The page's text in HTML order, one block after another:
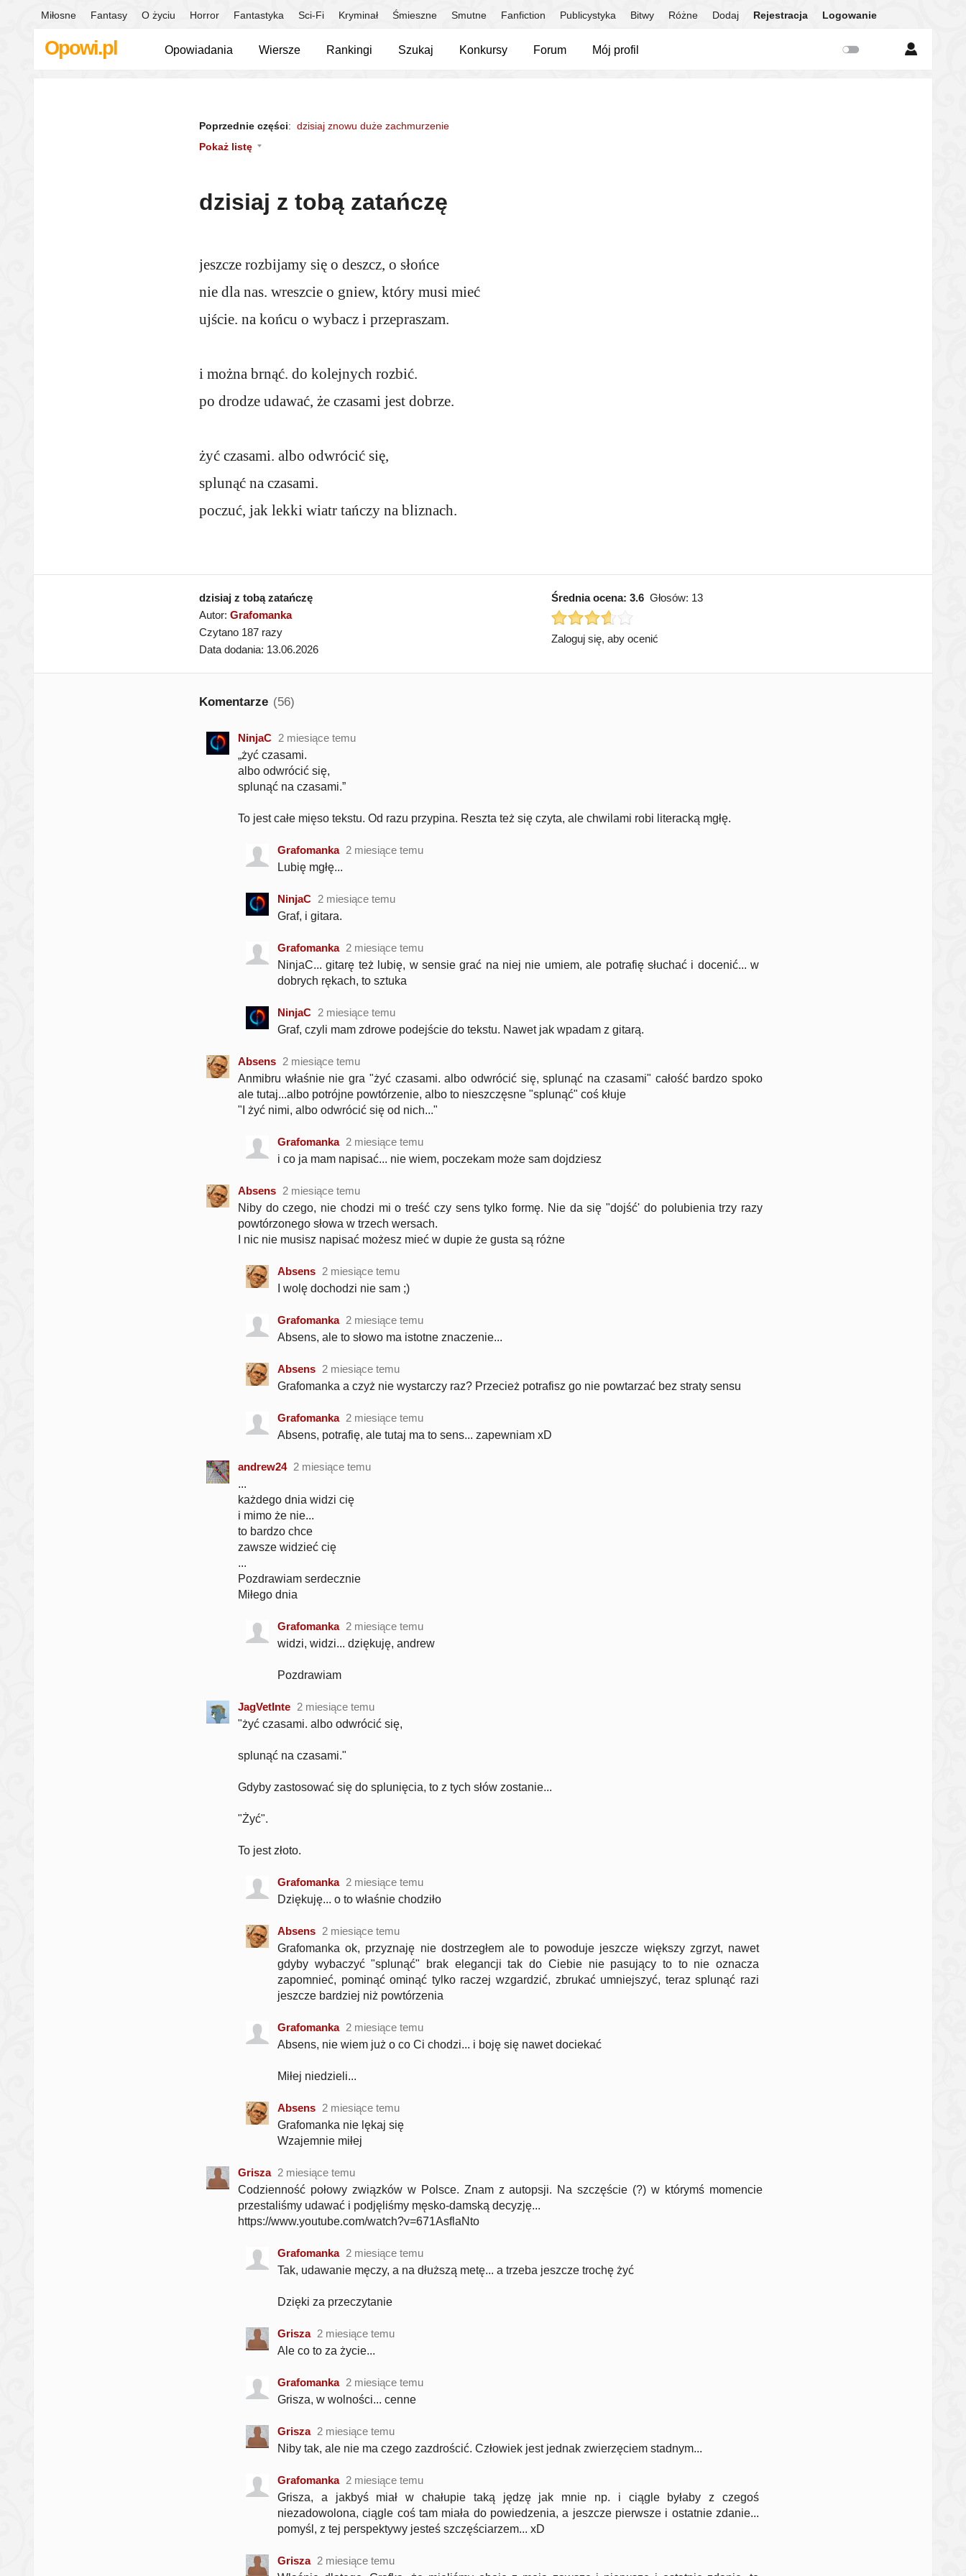
Miłosne Fantasy O życiu Horror Fantastyka Sci-Fi Kryminał Śmieszne Smutne Fanfiction Publicystyka Bitwy Różne Dodaj Rejestracja Logowanie
Opowi.pl Opowiadania Wiersze Rankingi Szukaj Konkursy Forum Mój profil
Poprzednie części: dzisiaj znowu duże zachmurzenie
Pokaż listę
dzisiaj z tobą zatańczę
jeszcze rozbijamy się o deszcz, o słońce
nie dla nas. wreszcie o gniew, który musi mieć
ujście. na końcu o wybacz i przepraszam.
i można brnąć. do kolejnych rozbić.
po drodze udawać, że czasami jest dobrze.
żyć czasami. albo odwrócić się,
splunąć na czasami.
poczuć, jak lekki wiatr tańczy na bliznach.
dzisiaj z tobą zatańczę
Autor: Grafomanka
Czytano 187 razy
Data dodania: 13.06.2026
Średnia ocena: 3.6 Głosów: 13
Zaloguj się, aby ocenić
Komentarze (56)
NinjaC 2 miesiące temu
„żyć czasami.
albo odwrócić się,
splunąć na czasami.”
To jest całe mięso tekstu. Od razu przypina. Reszta też się czyta, ale chwilami robi literacką mgłę.
Grafomanka 2 miesiące temu
Lubię mgłę...
NinjaC 2 miesiące temu
Graf, i gitara.
Grafomanka 2 miesiące temu
NinjaC... gitarę też lubię, w sensie grać na niej nie umiem, ale potrafię słuchać i docenić... w
dobrych rękach, to sztuka
NinjaC 2 miesiące temu
Graf, czyli mam zdrowe podejście do tekstu. Nawet jak wpadam z gitarą.
Absens 2 miesiące temu
Anmibru właśnie nie gra "żyć czasami. albo odwrócić się, splunąć na czasami" całość bardzo spoko
ale tutaj...albo potrójne powtórzenie, albo to nieszczęsne "splunąć" coś kłuje
"I żyć nimi, albo odwrócić się od nich..."
Grafomanka 2 miesiące temu
i co ja mam napisać... nie wiem, poczekam może sam dojdziesz
Absens 2 miesiące temu
Niby do czego, nie chodzi mi o treść czy sens tylko formę. Nie da się "dojść' do polubienia trzy razy
powtórzonego słowa w trzech wersach.
I nic nie musisz napisać możesz mieć w dupie że gusta są różne
Absens 2 miesiące temu
I wolę dochodzi nie sam ;)
Grafomanka 2 miesiące temu
Absens, ale to słowo ma istotne znaczenie...
Absens 2 miesiące temu
Grafomanka a czyż nie wystarczy raz? Przecież potrafisz go nie powtarzać bez straty sensu
Grafomanka 2 miesiące temu
Absens, potrafię, ale tutaj ma to sens... zapewniam xD
andrew24 2 miesiące temu
...
każdego dnia widzi cię
i mimo że nie...
to bardzo chce
zawsze widzieć cię
...
Pozdrawiam serdecznie
Miłego dnia
Grafomanka 2 miesiące temu
widzi, widzi... dziękuję, andrew
Pozdrawiam
JagVetInte 2 miesiące temu
"żyć czasami. albo odwrócić się,
splunąć na czasami."
Gdyby zastosować się do splunięcia, to z tych słów zostanie...
"Żyć".
To jest złoto.
Grafomanka 2 miesiące temu
Dziękuję... o to właśnie chodziło
Absens 2 miesiące temu
Grafomanka ok, przyznaję nie dostrzegłem ale to powoduje jeszcze większy zgrzyt, nawet
gdyby wybaczyć "splunąć" brak elegancji tak do Ciebie nie pasujący to to nie oznacza
zapomnieć, pominąć ominąć tylko raczej wzgardzić, zbrukać umniejszyć, teraz splunąć razi
jeszcze bardziej niż powtórzenia
Grafomanka 2 miesiące temu
Absens, nie wiem już o co Ci chodzi... i boję się nawet dociekać
Miłej niedzieli...
Absens 2 miesiące temu
Grafomanka nie lękaj się
Wzajemnie miłej
Grisza 2 miesiące temu
Codzienność połowy związków w Polsce. Znam z autopsji. Na szczęście (?) w którymś momencie
przestaliśmy udawać i podjęliśmy męsko-damską decyzję...
https://www.youtube.com/watch?v=671AsflaNto
Grafomanka 2 miesiące temu
Tak, udawanie męczy, a na dłuższą metę... a trzeba jeszcze trochę żyć
Dzięki za przeczytanie
Grisza 2 miesiące temu
Ale co to za życie...
Grafomanka 2 miesiące temu
Grisza, w wolności... cenne
Grisza 2 miesiące temu
Niby tak, ale nie ma czego zazdrościć. Człowiek jest jednak zwierzęciem stadnym...
Grafomanka 2 miesiące temu
Grisza, a jakbyś miał w chałupie taką jędzę jak mnie np. i ciągle byłaby z czegoś
niezadowolona, ciągle coś tam miała do powiedzenia, a jeszcze pierwsze i ostatnie zdanie...
pomyśl, z tej perspektywy jesteś szczęściarzem... xD
Grisza 2 miesiące temu